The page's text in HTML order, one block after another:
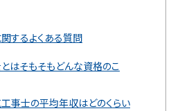
するよくある質問
はそもそもどんな資格のこ
事士の平均年収はどのくらい